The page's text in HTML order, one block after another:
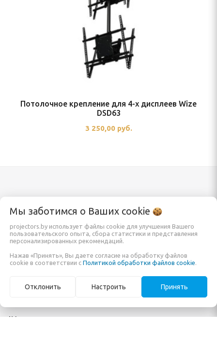
Потолочное крепление для 4-x дисплеев Wize
DSD63
3 250,00 руб.
Каталог
Проекторы
Экраны для проектора
Мониторы и панели
AV-коммутация
Информация
Заказать
О компании
покупке
Мы заботимся о Ваших cookie
projectors.by использует файлы cookie для улучшения Вашего
пользовательского опыта, сбора статистики и представления
персонализированных рекомендаций.
Нажав «Принять», Вы даете согласие на обработку файлов
cookie в соответствии с Политикой обработки файлов cookie.
Отклонить Настроить Принять